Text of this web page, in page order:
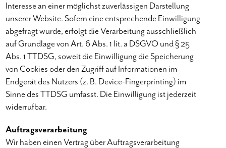
Interesse an einer möglichst zuverlässigen Darstellung
unserer Website. Sofern eine entsprechende Einwilligung
abgefragt wurde, erfolgt die Verarbeitung ausschließlich
auf Grundlage von Art. 6 Abs. 1 lit. a DSGVO und § 25
Abs. 1 TTDSG, soweit die Einwilligung die Speicherung
von Cookies oder den Zugriff auf Informationen im
Endgerät des Nutzers (z. B. Device-Fingerprinting) im
Sinne des TTDSG umfasst. Die Einwilligung ist jederzeit
widerrufbar.
Auftragsverarbeitung
Wir haben einen Vertrag über Auftragsverarbeitung